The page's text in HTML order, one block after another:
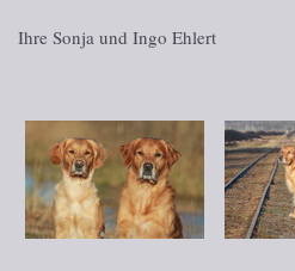
Ihre Sonja und Ingo Ehlert